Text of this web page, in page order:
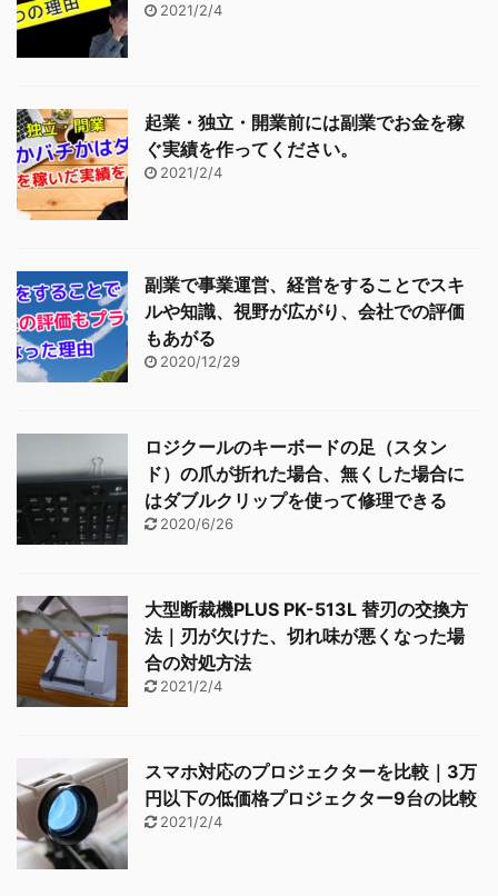
2021/2/4
起業・独立・開業前には副業でお金を稼
ぐ実績を作ってください。
2021/2/4
副業で事業運営、経営をすることでスキ
ルや知識、視野が広がり、会社での評価
もあがる
2020/12/29
ロジクールのキーボードの足（スタン
ド）の爪が折れた場合、無くした場合に
はダブルクリップを使って修理できる
2020/6/26
大型断裁機PLUS PK-513L 替刃の交換方
法｜刃が欠けた、切れ味が悪くなった場
合の対処方法
2021/2/4
スマホ対応のプロジェクターを比較｜3万
円以下の低価格プロジェクター9台の比較
2021/2/4